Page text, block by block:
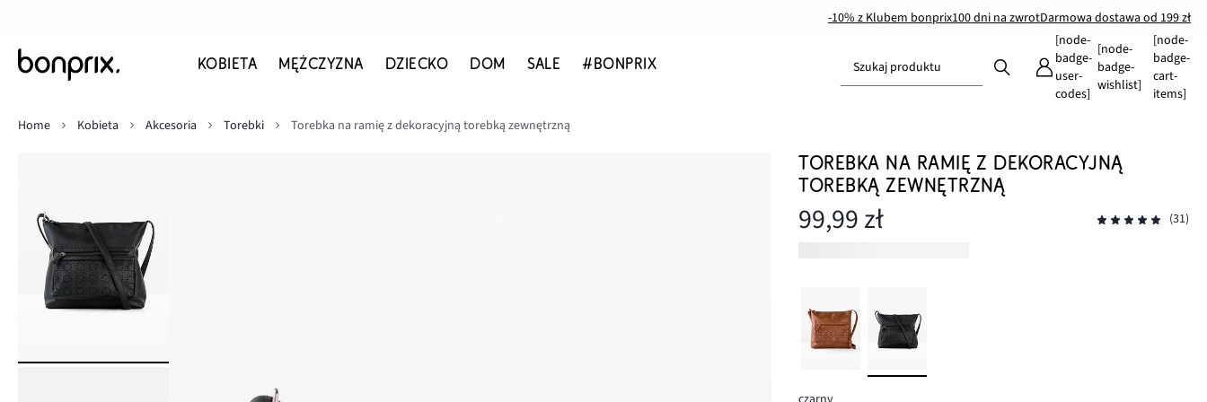
-10% z Klubem bonprix100 dni na zwrotDarmowa dostawa od 199 zł
KOBIETA MĘŻCZYZNA DZIECKO DOM SALE #BONPRIX Szukaj produktu
[node-
badge-
user-
codes]
[node-
badge-
wishlist]
[node-
badge-
cart-
items]
Home
Kobieta Akcesoria Torebki Torebka na ramię z dekoracyjną torebką zewnętrzną
TOREBKA NA RAMIĘ Z DEKORACYJNĄ
TOREBKĄ ZEWNĘTRZNĄ
99,99 zł (31)